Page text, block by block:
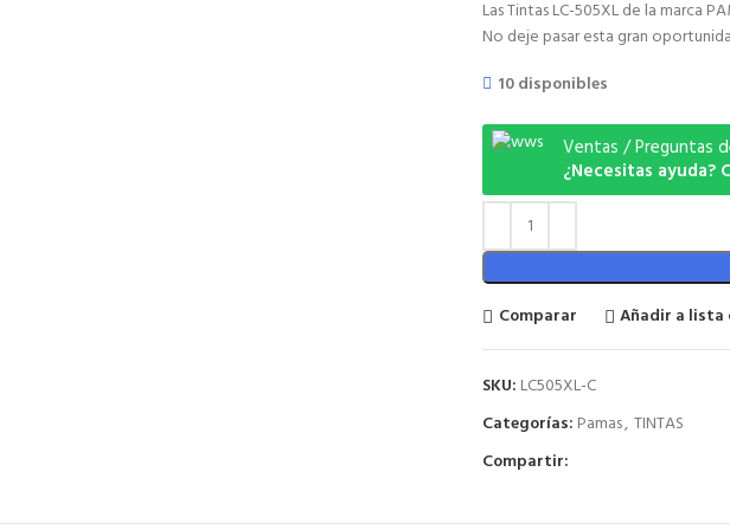
Las Tintas LC-505XL de la marca
No deje pasar esta gran
10 disponibles
Ventas / Preguntas
¿Necesitas
Comparar Añadir a lista
SKU: LC505XL-C
Categorías: Pamas, TINTAS
Compartir: